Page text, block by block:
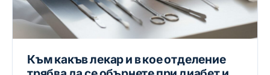
Към какъв лекар и в кое отделение